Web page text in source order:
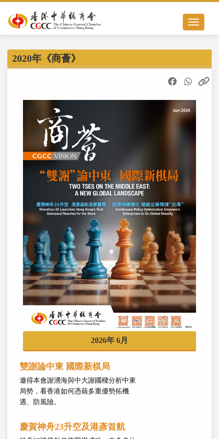
Toggle
2020年《商薈》
2026年 6月
雙謝論中東 國際新棋局
邀得本會謝湧海與中大謝國樑分析中東
局勢，看香港如何憑藉多重優勢拓機
遇、防風險。
慶賀神舟23升空及港彥首航